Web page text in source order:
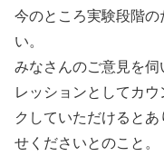
今のところ実験段階
い。
みなさんのご意見を
レッションとしてカ
クしていただけると
せくださいとのこと。